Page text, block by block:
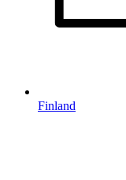
Finland